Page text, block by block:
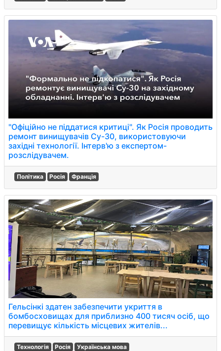
"Офіційно не піддатися критиці". Як Росія проводить
ремонт винищувачів Су-30, використовуючи
західні технології. Інтерв'ю з експертом-
розслідувачем.
Політика Росія Франція
Гельсінкі здатен забезпечити укриття в
бомбосховищах для приблизно 400 тисяч осіб, що
перевищує кількість місцевих жителів...
Технологія Росія Українська мова